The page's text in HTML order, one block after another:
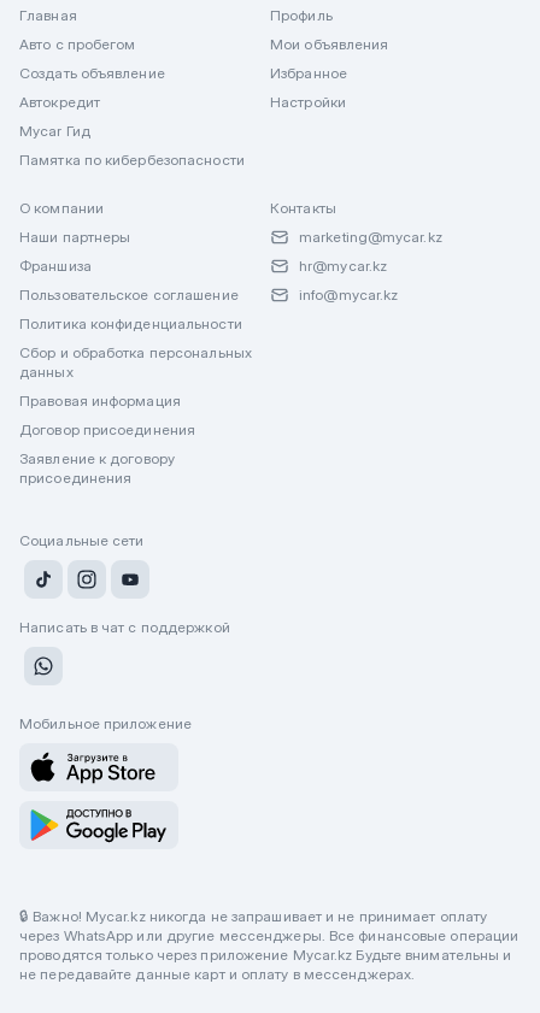
Главная
Авто с пробегом
Создать объявление
Автокредит
Mycar Гид
Памятка по кибербезопасности
Профиль
Мои объявления
Избранное
Настройки
О компании
Наши партнеры
Франшиза
Пользовательское соглашение
Политика конфиденциальности
Сбор и обработка персональных
данных
Правовая информация
Договор присоединения
Заявление к договору
присоединения
Контакты
marketing@mycar.kz
hr@mycar.kz
info@mycar.kz
Социальные сети
Написать в чат с поддержкой
Мобильное приложение
🔒 Важно! Mycar.kz никогда не запрашивает и не принимает оплату
через WhatsApp или другие мессенджеры. Все финансовые операции
проводятся только через приложение Mycar.kz Будьте внимательны и
не передавайте данные карт и оплату в мессенджерах.